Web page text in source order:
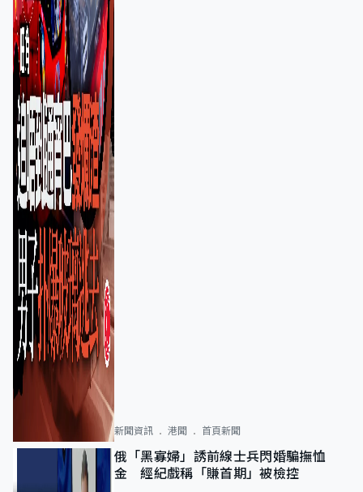
新聞資訊 港聞 首頁新聞
俄「黑寡婦」誘前線士兵閃婚騙撫恤
金 經紀戲稱「賺首期」被檢控